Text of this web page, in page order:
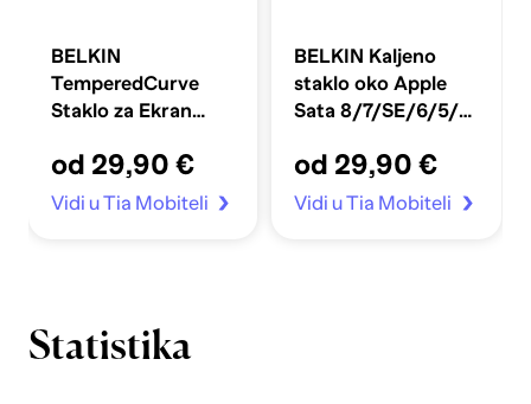
BELKIN
TemperedCurve
Staklo za Ekran
40/41mm prozirno
od 29,90 €
Vidi u Tia Mobiteli
BELKIN Kaljeno
staklo oko Apple
Sata 8/7/SE/6/5/4
od 29,90 €
Vidi u Tia Mobiteli
Statistika